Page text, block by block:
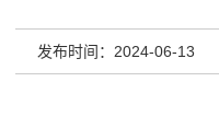
发布时间：2024-06-13